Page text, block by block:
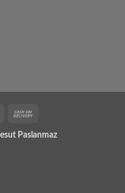
MasterCard
Delivery
Paslanmaz